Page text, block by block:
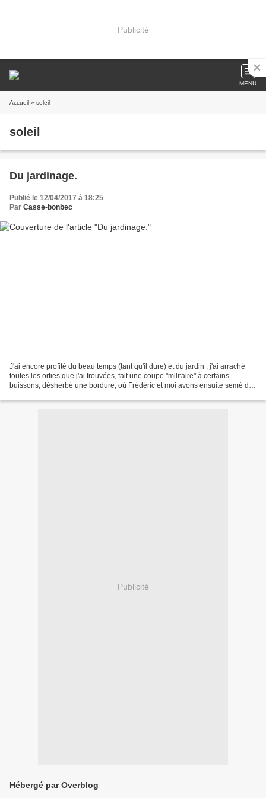
Publicité
MENU
Accueil » soleil
soleil
Du jardinage.
Publié le 12/04/2017 à 18:25
Par Casse-bonbec
J'ai encore profité du beau temps (tant qu'il dure) et du jardin : j'ai arraché
toutes les orties que j'ai trouvées, fait une coupe "militaire" à certains
buissons, désherbé une bordure, où Frédéric et moi avons ensuite semé des
Publicité
Hébergé par Overblog